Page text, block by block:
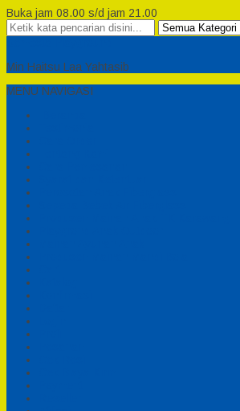
Buka jam 08.00 s/d jam 21.00
Min Haitsu Laa Yahtasib
MENU NAVIGASI